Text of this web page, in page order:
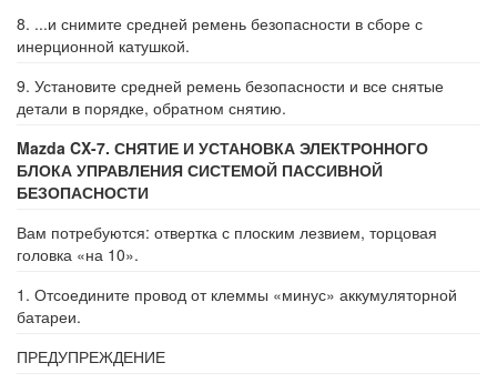
8. ...и снимите средней ремень безопас­ности в сборе с
инерционной катушкой.
9. Установите средней ремень безопас­ности и все снятые
детали в порядке, об­ратном снятию.
Mazda CX-7. СНЯТИЕ И УСТАНОВКА ЭЛЕКТРОННОГО
БЛОКА УПРАВЛЕНИЯ СИСТЕМОЙ ПАССИВНОЙ
БЕЗОПАСНОСТИ
Вам потребуются: отвертка с плоским лезвием, торцовая
головка «на 10».
1. Отсоедините провод от клеммы «ми­нус» аккумуляторной
батареи.
ПРЕДУПРЕЖДЕНИЕ